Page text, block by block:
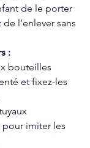
de le porter
l’enlever sans
:
bouteilles
et fixez-les
pour imiter les